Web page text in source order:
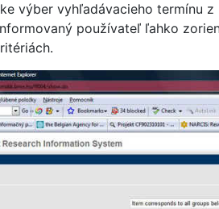
výber vyhľadávacieho termínu
používateľ ľahko